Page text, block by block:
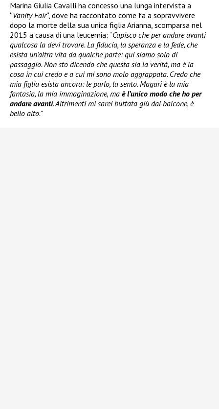
Marina Giulia Cavalli ha concesso una lunga intervista a
“Vanity Fair“, dove ha raccontato come fa a sopravvivere
dopo la morte della sua unica figlia Arianna, scomparsa nel
2015 a causa di una leucemia: “Capisco che per andare avanti
qualcosa la devi trovare. La fiducia, la speranza e la fede, che
esista un’altra vita da qualche parte: qui siamo solo di
passaggio. Non sto dicendo che questa sia la verità, ma è la
cosa in cui credo e a cui mi sono molo aggrappata. Credo che
mia figlia esista ancora: le parlo, la sento. Magari è la mia
fantasia, la mia immaginazione, ma è l’unico modo che ho per
andare avanti. Altrimenti mi sarei buttata giù dal balcone, è
bello alto.”